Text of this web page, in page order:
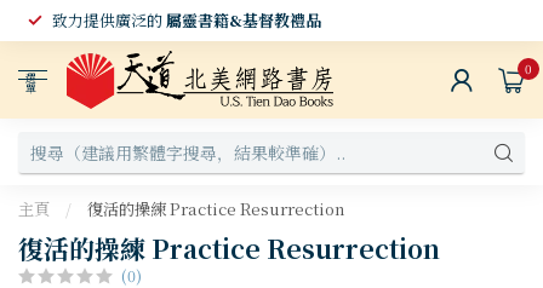
致力提供廣泛的屬靈書籍&基督教禮品
選
單
0
主頁 / 復活的操練 Practice Resurrection
復活的操練 Practice Resurrection
(0)